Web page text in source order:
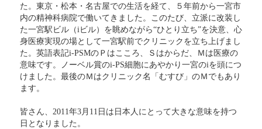
た。東京・松本・名古屋での生活を経て、５年前から一宮市
内の精神科病院で働いてきました。このたび、立派に改装し
た一宮駅ビル（iビル）を眺めながら“ひとり立ち”を決意、心
身医療実現の場として一宮駅前でクリニックを立ち上げまし
た。英語表記i-PSMのＰはこころ、Ｓはからだ、Ｍは医療の
意味です。ノーベル賞のi-PS細胞にあやかり一宮のiを頭につ
けました。最後のＭはクリニック名「むすび」のＭでもあり
ます。
皆さん、2011年3月11日は日本人にとって大きな意味を持つ
日となりました。